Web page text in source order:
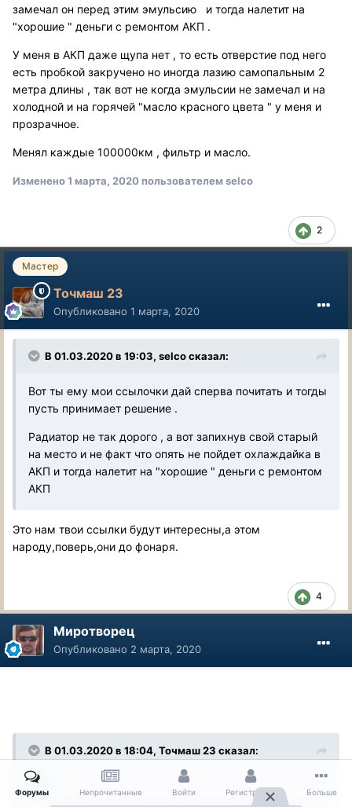
замечал он перед этим эмульсию и тогда налетит на
"хорошие " деньги с ремонтом АКП .
У меня в АКП даже щупа нет , то есть отверстие под него
есть пробкой закручено но иногда лазию самопальным 2
метра длины , так вот не когда эмульсии не замечал и на
холодной и на горячей "масло красного цвета " у меня и
прозрачное.
Менял каждые 100000км , фильтр и масло.
Изменено1 марта, 2020пользователем selco
2
Мастер
Точмаш 23
Опубликовано 1 марта, 2020
В 01.03.2020 в 19:03, selco сказал:
Вот ты ему мои ссылочки дай сперва почитать и тогды
пусть принимает решение .
Радиатор не так дорого , а вот запихнув свой старый
на место и не факт что опять не пойдет охлаждайка в
АКП и тогда налетит на "хорошие " деньги с ремонтом
АКП
Это нам твои ссылки будут интересны,а этом
народу,поверь,они до фонаря.
4
Миротворец
Опубликовано 2 марта, 2020
В 01.03.2020 в 18:04, Точмаш 23 сказал:
4ати
Форумы Непрочитанные Войти Регистрация Больше